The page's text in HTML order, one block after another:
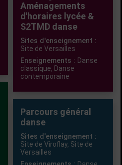
Aménagements
d'horaires lycée &
S2TMD danse
Sites d'enseignement :
Site de Versailles
Enseignements : Danse
classique, Danse
contemporaine
Parcours général
danse
Sites d'enseignement :
Site de Viroflay, Site de
Versailles